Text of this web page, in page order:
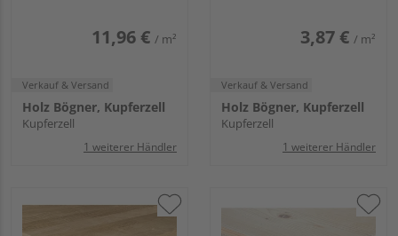
11,96 € / m²
Verkauf & Versand
Holz Bögner, Kupferzell
Kupferzell
1 weiterer Händler
3,87 € / m²
Verkauf & Versand
Holz Bögner, Kupferzell
Kupferzell
1 weiterer Händler